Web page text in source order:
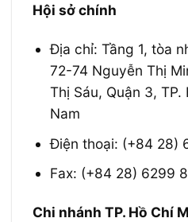
Hội sở chính
Địa chỉ: Tầng 1, tòa
72-74 Nguyễn Thị
Thị Sáu, Quận 3,
Nam
Điện thoại: (+84 28)
Fax: (+84 28) 6299
Chi nhánh TP. Hồ Chí